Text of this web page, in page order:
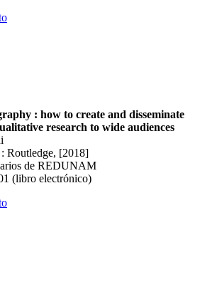
: how to create and disseminate
research to wide audiences
Routledge, [2018]
de REDUNAM
(libro electrónico)